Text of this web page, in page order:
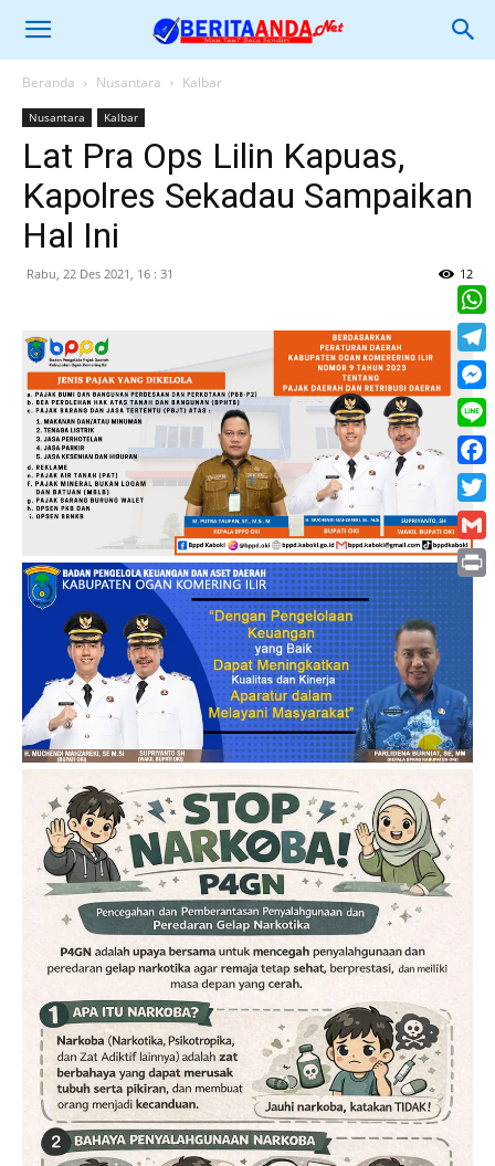
Beranda Nusantara Kalbar
Nusantara Kalbar
Lat Pra Ops Lilin Kapuas,
Kapolres Sekadau Sampaikan
Hal Ini
Rabu, 22 Des 2021, 16 : 31 12
Line
Print